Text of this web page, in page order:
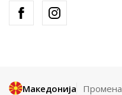
Македонија Промена